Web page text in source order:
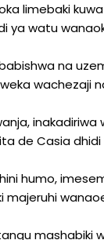
limebaki
ya watu
na
wachezaji
de Casia
humo,
mashabiki